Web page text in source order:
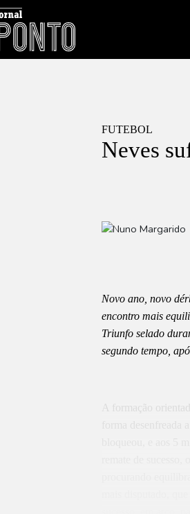
FUTEBOL
Neves
Novo ano, novo
encontro mais
Triunfo selado
segundo tempo,
A formação
forma
bloqueou, e aos 5